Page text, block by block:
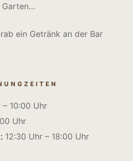
Garten…
ein Getränk an der Bar
10:00 Uhr
Uhr
12:30 Uhr – 18:00 Uhr